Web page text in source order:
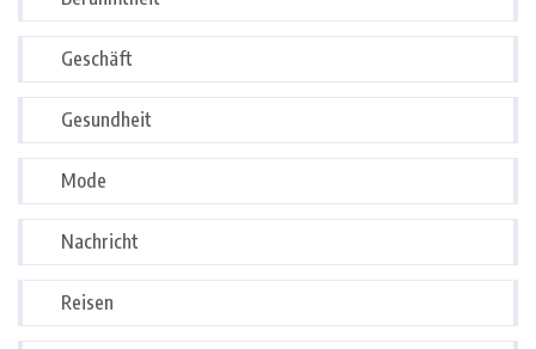
Geschäft
Gesundheit
Mode
Nachricht
Reisen